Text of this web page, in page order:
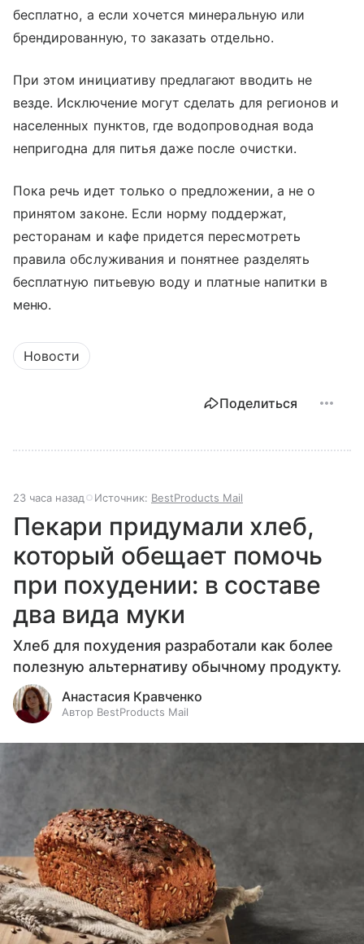
бесплатно, а если хочется минеральную или
брендированную, то заказать отдельно.
При этом инициативу предлагают вводить не
везде. Исключение могут сделать для регионов и
населенных пунктов, где водопроводная вода
непригодна для питья даже после очистки.
Пока речь идет только о предложении, а не о
принятом законе. Если норму поддержат,
ресторанам и кафе придется пересмотреть
правила обслуживания и понятнее разделять
бесплатную питьевую воду и платные напитки в
меню.
Новости
Поделиться
23 часа назад Источник: BestProducts Mail
Пекари придумали хлеб,
который обещает помочь
при похудении: в составе
два вида муки
Хлеб для похудения разработали как более
полезную альтернативу обычному продукту.
Анастасия Кравченко
Автор BestProducts Mail